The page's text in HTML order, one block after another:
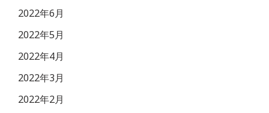
2022年6月
2022年5月
2022年4月
2022年3月
2022年2月